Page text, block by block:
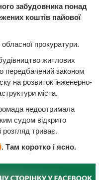
забудовника понад
коштів пайової
прокуратури.
житлових
передбачений законом
на розвиток інженерно-
міста.
недоотримала
судом відкрито
триває.
. Там коротко і ясно.